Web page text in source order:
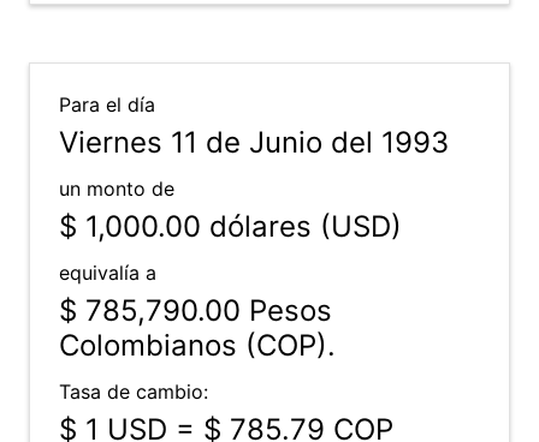
Para el día
Viernes 11 de Junio del 1993
un monto de
$ 1,000.00 dólares (USD)
equivalía a
$ 785,790.00 Pesos
Colombianos (COP).
Tasa de cambio:
$ 1 USD = $ 785.79 COP